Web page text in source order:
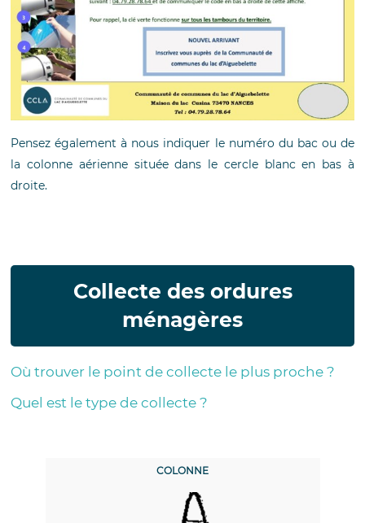
Pensez également à nous indiquer le numéro du bac ou de
la colonne aérienne située dans le cercle blanc en bas à
droite.
Collecte des ordures
ménagères
Où trouver le point de collecte le plus proche ?
Quel est le type de collecte ?
COLONNE